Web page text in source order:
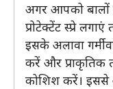
अगर आपको बालों
प्रोटेक्टेंट स्प्रे
इसके अलावा
करें और प्राकृतिक
कोशिश करें।